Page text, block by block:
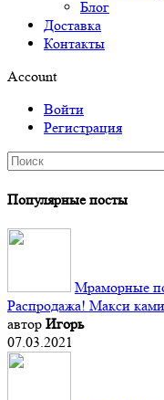
Блог
Доставка
Контакты
Account
Войти
Регистрация
Популярные посты
Мраморные
Распродажа! Макси
автор Игорь
07.03.2021